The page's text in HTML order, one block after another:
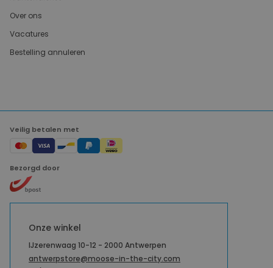
Over ons
Vacatures
Bestelling annuleren
Veilig betalen met
Bezorgd door
Onze winkel
IJzerenwaag 10-12 - 2000 Antwerpen
antwerpstore@moose-in-the-city.com